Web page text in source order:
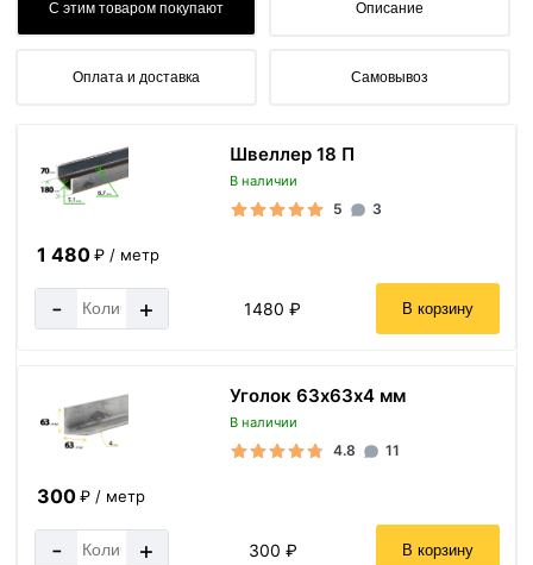
С этим товаром покупают Описание
Оплата и доставка Самовывоз
Швеллер 18 П
В наличии
5 3
1 480₽ / метр
- + 1480 ₽ В корзину
Уголок 63х63х4 мм
В наличии
4.8 11
300₽ / метр
- + 300 ₽ В корзину